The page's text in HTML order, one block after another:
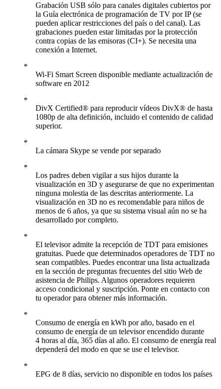
Grabación USB sólo para canales digitales cubiertos por
la Guía electrónica de programación de TV por IP (se
pueden aplicar restricciones del país o del canal). Las
grabaciones pueden estar limitadas por la protección
contra copias de las emisoras (CI+). Se necesita una
conexión a Internet.
Wi-Fi Smart Screen disponible mediante actualización de
software en 2012
DivX Certified® para reproducir vídeos DivX® de hasta
1080p de alta definición, incluido el contenido de calidad
superior.
La cámara Skype se vende por separado
Los padres deben vigilar a sus hijos durante la
visualización en 3D y asegurarse de que no experimentan
ninguna molestia de las descritas anteriormente. La
visualización en 3D no es recomendable para niños de
menos de 6 años, ya que su sistema visual aún no se ha
desarrollado por completo.
El televisor admite la recepción de TDT para emisiones
gratuitas. Puede que determinados operadores de TDT no
sean compatibles. Puedes encontrar una lista actualizada
en la sección de preguntas frecuentes del sitio Web de
asistencia de Philips. Algunos operadores requieren
acceso condicional y suscripción. Ponte en contacto con
tu operador para obtener más información.
Consumo de energía en kWh por año, basado en el
consumo de energía de un televisor encendido durante
4 horas al día, 365 días al año. El consumo de energía real
dependerá del modo en que se use el televisor.
EPG de 8 días, servicio no disponible en todos los países